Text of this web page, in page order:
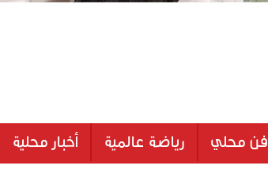
فن محلي رياضة عالمية أخبار محلية